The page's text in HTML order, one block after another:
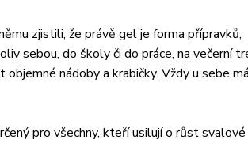
zjistili, že právě gel je forma přípravků,
sebou, do školy či do práce, na večerní
nádoby a krabičky. Vždy u sebe
pro všechny, kteří usilují o růst svalové